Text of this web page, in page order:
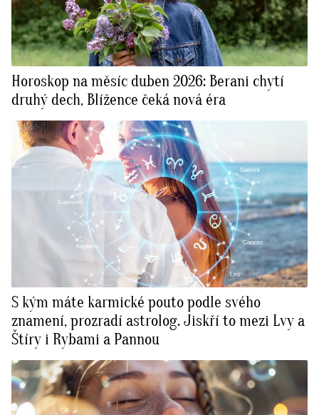
Horoskop na měsíc duben 2026: Berani chytí
druhý dech, Blížence čeká nová éra
S kým máte karmické pouto podle svého
znamení, prozradí astrolog. Jiskří to mezi Lvy a
Štíry i Rybami a Pannou